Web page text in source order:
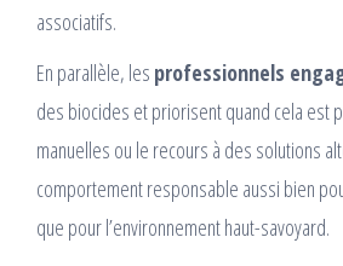
associatifs.
En parallèle, les professionnels
des biocides et priorisent quand cela est
manuelles ou le recours à des solutions
comportement responsable aussi bien
que pour l’environnement haut-savoyard.